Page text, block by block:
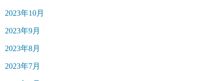
2023年10月
2023年9月
2023年8月
2023年7月